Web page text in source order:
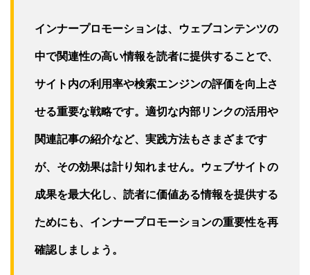
インナープロモーションは、ウェブコンテンツの
中で関連性の高い情報を読者に提供することで、
サイト内の利用率や検索エンジンの評価を向上さ
せる重要な戦略です。適切な内部リンクの活用や
関連記事の紹介など、実践方法もさまざまです
が、その効果は計り知れません。ウェブサイトの
成果を最大化し、読者に価値ある情報を提供する
ためにも、インナープロモーションの重要性を再
確認しましょう。